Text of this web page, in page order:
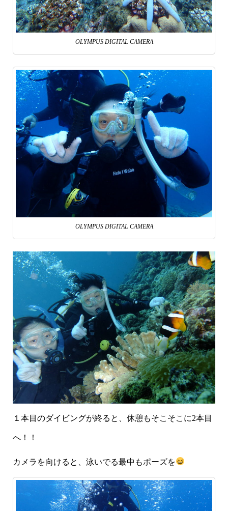
OLYMPUS DIGITAL CAMERA
OLYMPUS DIGITAL CAMERA
１本目のダイビングが終ると、休憩もそこそこに2本目
へ！！
カメラを向けると、泳いでる最中もポーズを